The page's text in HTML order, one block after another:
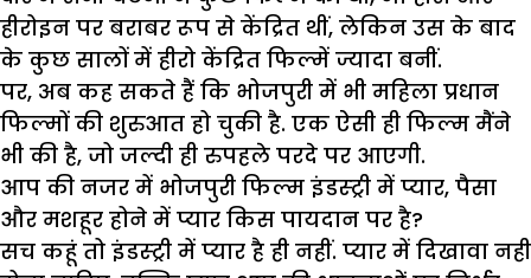
हीरोइन पर बराबर रूप से केंद्रित थीं, लेकिन उस के बाद
के कुछ सालों में हीरो केंद्रित फिल्में ज्यादा बनीं.
पर, अब कह सकते हैं कि भोजपुरी में भी महिला प्रधान
फिल्मों की शुरुआत हो चुकी है. एक ऐसी ही फिल्म मैंने
भी की है, जो जल्दी ही रुपहले परदे पर आएगी.
आप की नजर में भोजपुरी फिल्म इंडस्ट्री में प्यार, पैसा
और मशहूर होने में प्यार किस पायदान पर है?
सच कहूं तो इंडस्ट्री में प्यार है ही नहीं. प्यार में दिखावा नहीं